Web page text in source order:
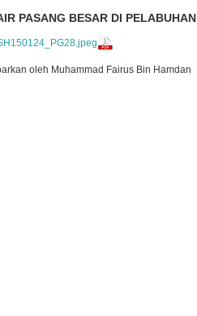
PASANG BESAR DI
oleh Muhammad Fairus Bin Hamdan